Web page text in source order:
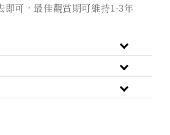
即可，最佳觀賞期可維持1-3年